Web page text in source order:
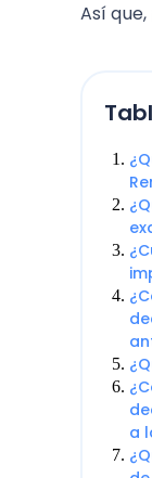
Así que,
a